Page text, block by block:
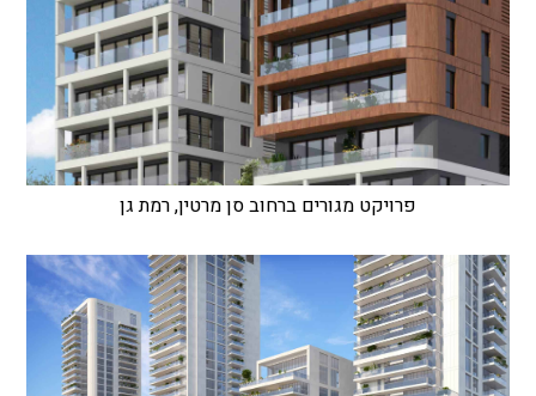
פרויקט מגורים ברחוב סן מרטין, רמת גן